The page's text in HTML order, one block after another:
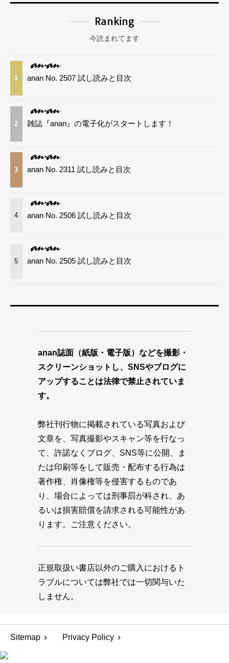
Ranking
今読まれてます
1 anan No. 2507 試し読みと目次
2 雑誌『anan』の電子化がスタートします！
3 anan No. 2311 試し読みと目次
4 anan No. 2506 試し読みと目次
5 anan No. 2505 試し読みと目次
anan誌面（紙版・電子版）などを撮影・
スクリーンショットし、SNSやブログに
アップすることは法律で禁止されていま
す。
弊社刊行物に掲載されている写真および
文章を、写真撮影やスキャン等を行なっ
て、許諾なくブログ、SNS等に公開、ま
たは印刷等をして販売・配布する行為は
著作権、肖像権等を侵害するものであ
り、場合によっては刑事罰が科され、あ
るいは損害賠償を請求される可能性があ
ります。ご注意ください。
正規取扱い書店以外のご購入におけるト
ラブルについては弊社では一切関与いた
しません。
Sitemap Privacy Policy